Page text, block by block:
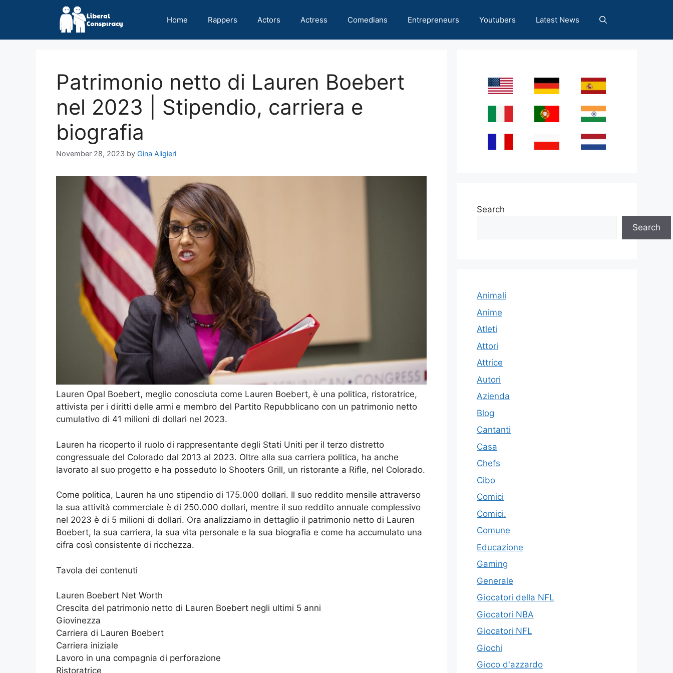
Home Rappers Actors Actress Comedians Entrepreneurs Youtubers Latest News
Patrimonio netto di Lauren Boebert
nel 2023 | Stipendio, carriera e
biografia
November 28, 2023 by Gina Aligieri
Lauren Opal Boebert, meglio conosciuta come Lauren Boebert, è una politica, ristoratrice,
attivista per i diritti delle armi e membro del Partito Repubblicano con un patrimonio netto
cumulativo di 41 milioni di dollari nel 2023.
Lauren ha ricoperto il ruolo di rappresentante degli Stati Uniti per il terzo distretto
congressuale del Colorado dal 2013 al 2023. Oltre alla sua carriera politica, ha anche
lavorato al suo progetto e ha posseduto lo Shooters Grill, un ristorante a Rifle, nel Colorado.
Come politica, Lauren ha uno stipendio di 175.000 dollari. Il suo reddito mensile attraverso
la sua attività commerciale è di 250.000 dollari, mentre il suo reddito annuale complessivo
nel 2023 è di 5 milioni di dollari. Ora analizziamo in dettaglio il patrimonio netto di Lauren
Boebert, la sua carriera, la sua vita personale e la sua biografia e come ha accumulato una
cifra così consistente di ricchezza.
Tavola dei contenuti
Lauren Boebert Net Worth
Crescita del patrimonio netto di Lauren Boebert negli ultimi 5 anni
Giovinezza
Carriera di Lauren Boebert
Carriera iniziale
Lavoro in una compagnia di perforazione
Ristoratrice
Search
Search
Animali
Anime
Atleti
Attori
Attrice
Autori
Azienda
Blog
Cantanti
Casa
Chefs
Cibo
Comici
Comici.
Comune
Educazione
Gaming
Generale
Giocatori della NFL
Giocatori NBA
Giocatori NFL
Giochi
Gioco d'azzardo